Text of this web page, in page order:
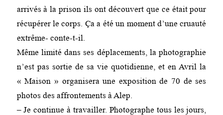
arrivés à la prison ils ont découvert que ce était pour
récupérer le corps. Ça a été un moment d’une cruauté
extrême- conte-t-il.
Même limité dans ses déplacements, la photographie
n’est pas sortie de sa vie quotidienne, et en Avril la
« Maison » organisera une exposition de 70 de ses
photos des affrontements à Alep.
– Je continue à travailler. Photographe tous les jours,